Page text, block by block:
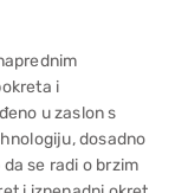
i
u zaslon s
dosadno
se radi o brzim